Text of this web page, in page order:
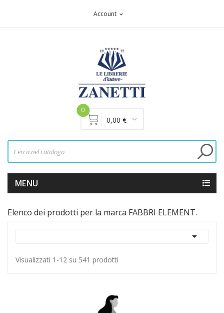
Account expand_more
0
0,00 €
MENU
Elenco dei prodotti per la marca FABBRI ELEMENT.

Visualizzati 1-12 su 541 prodotti